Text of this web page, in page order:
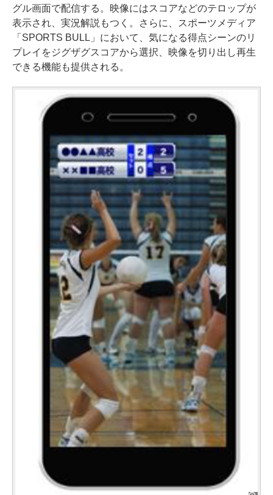
グル画面で配信する。映像にはスコアなどのテロップが
表示され、実況解説もつく。さらに、スポーツメディア
「SPORTS BULL」において、気になる得点シーンのリ
プレイをジグザグスコアから選択、映像を切り出し再生
できる機能も提供される。